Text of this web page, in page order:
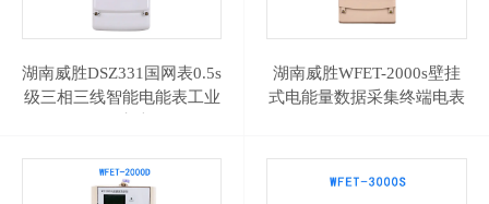
湖南威胜DSZ331国网表0.5s
级三相三线智能电能表工业
湖南威胜WFET-2000s壁挂
式电能量数据采集终端电表